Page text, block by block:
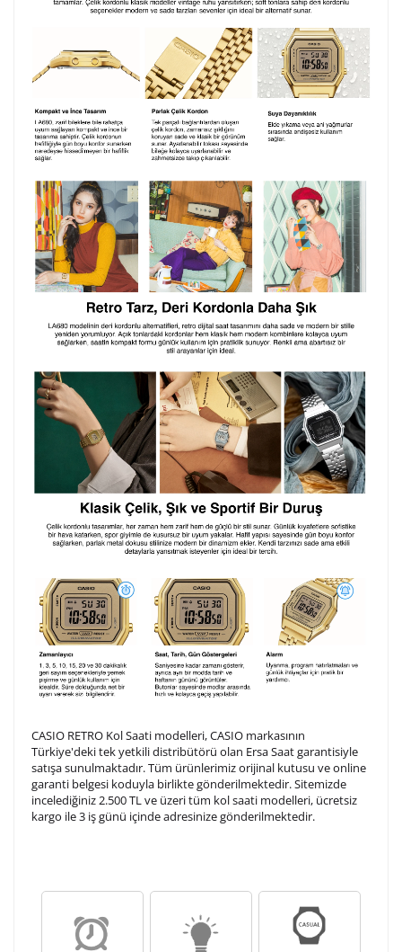
Lütfen font seçiniz
Ön İzleme Kişiselleştir Vazgeç
Kişiselleştirilmiş ürünlerin teslim süresi gravür işleme
sebebi ile 1-2 iş günü uzamaktadır. Gravür İşlemi
Kişiselleştirilmiş
ürünlerde
iade ve değişim
yapılamaz.
CASIO RETRO Kol Saati modelleri, CASIO markasının
Türkiye'deki tek yetkili distribütörü olan Ersa Saat garantisiyle
satışa sunulmaktadır. Tüm ürünlerimiz orijinal kutusu ve online
garanti belgesi koduyla birlikte gönderilmektedir. Sitemizde
incelediğiniz 2.500 TL ve üzeri tüm kol saati modelleri, ücretsiz
kargo ile 3 iş günü içinde adresinize gönderilmektedir.